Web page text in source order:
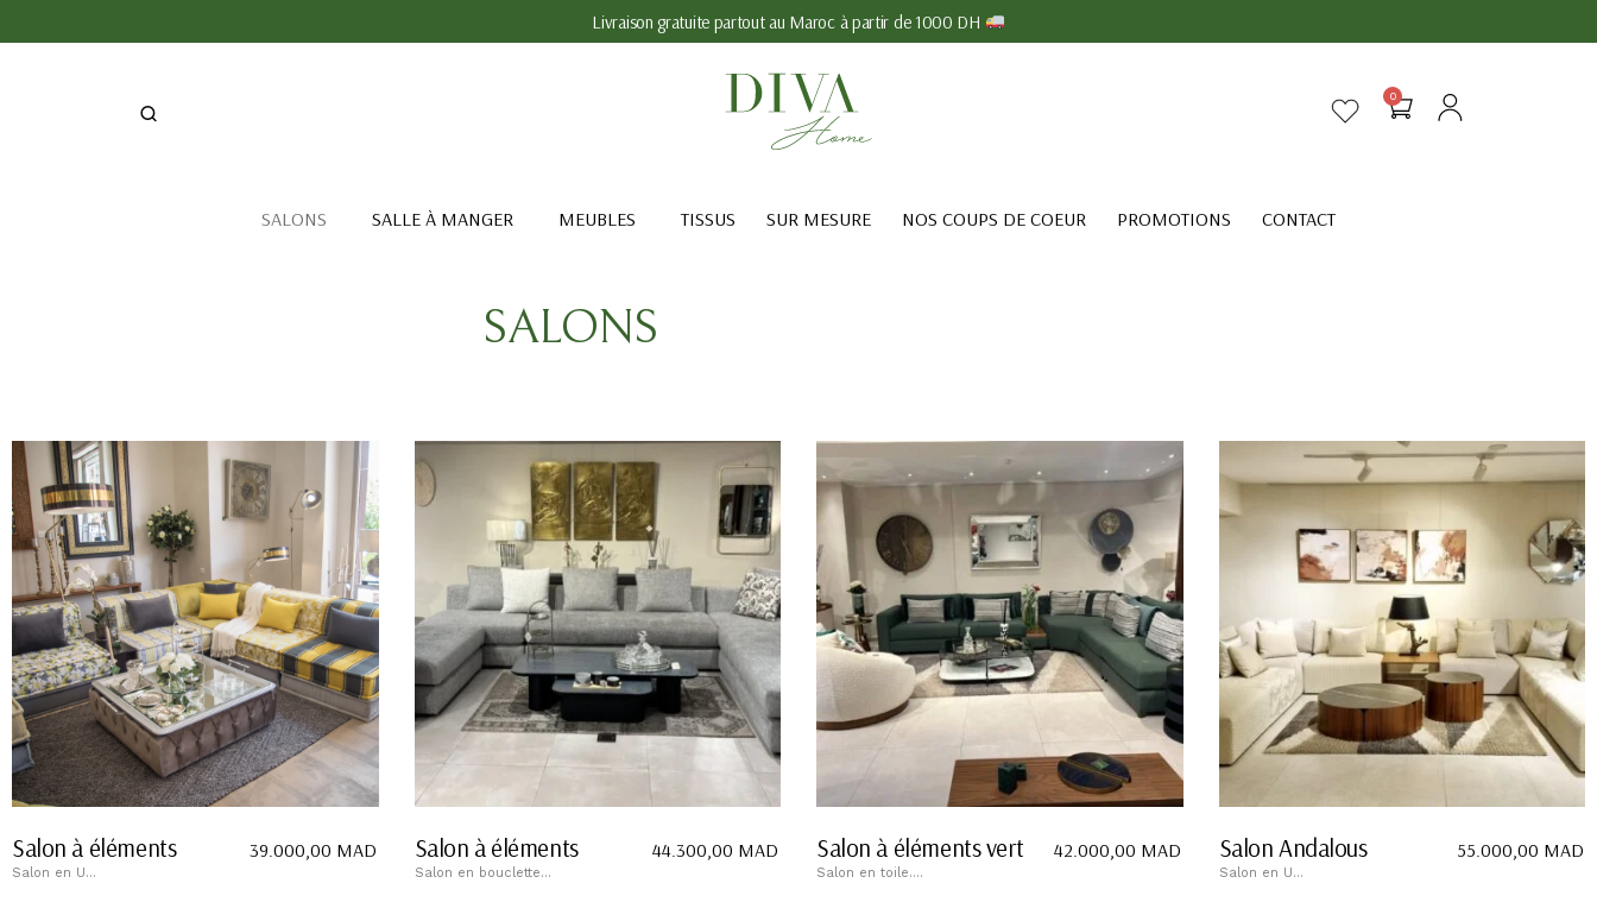
Livraison gratuite partout au Maroc à partir de 1000 DH
0
SALONS SALLE À MANGER MEUBLES TISSUS SUR MESURE NOS COUPS DE COEUR PROMOTIONS CONTACT
SALONS
Salon à éléments
Salon en U...
39.000,00 MAD Salon à éléments
Salon en bouclette...
44.300,00 MAD Salon à éléments vert
Salon en toile....
42.000,00 MAD Salon Andalous
Salon en U...
55.000,00 MAD